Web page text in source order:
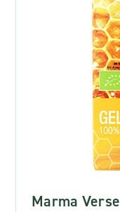
Marma